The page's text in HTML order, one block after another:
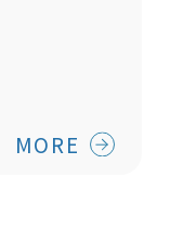
MORE